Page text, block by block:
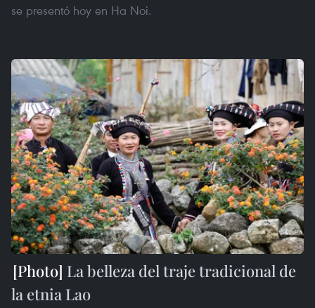
se presentó hoy en Ha Noi.
La belleza del traje tradicional de
la etnia Lao